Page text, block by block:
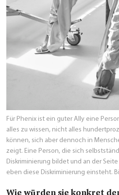
Für Phenix ist ein guter Ally eine
alles zu wissen, nicht alles
können, sich aber dennoch in
zeigt. Eine Person, die sich
Diskriminierung bildet und an der
eben diese Diskriminierung einsteht.